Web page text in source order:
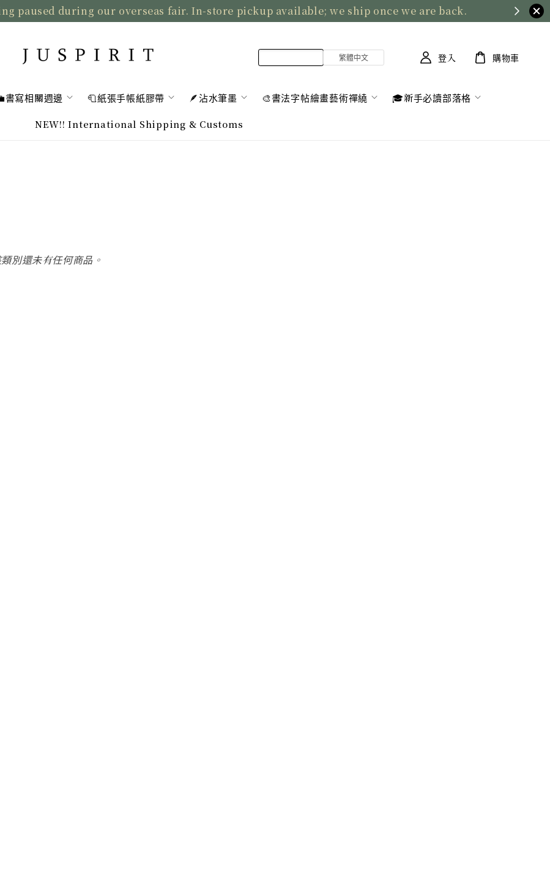
paused during our overseas fair. In-store pickup available; we ship once we are back.
書寫相關週邊 🧻紙張手帳紙膠帶 🪶沾水筆墨 🎨書法字帖繪畫藝術禪繞 🎓新手必讀部落格
NEW!! International Shipping & Customs
登入 購物車
別還未有任何商品。